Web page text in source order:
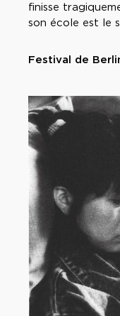
finisse
son école est le
Festival de